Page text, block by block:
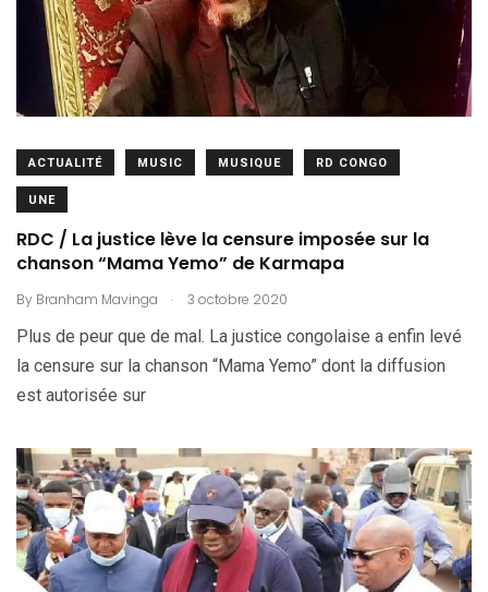
ACTUALITÉ MUSIC MUSIQUE RD CONGO
UNE
RDC / La justice lève la censure imposée sur la
chanson “Mama Yemo” de Karmapa
By Branham Mavinga . 3 octobre 2020
Plus de peur que de mal. La justice congolaise a enfin levé
la censure sur la chanson “Mama Yemo” dont la diffusion
est autorisée sur